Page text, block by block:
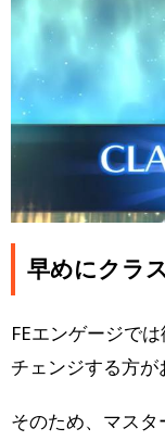
早めにクラ
FEエンゲージで
チェンジする方が
そのため、マス